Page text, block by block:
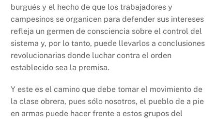
burgués y el hecho de que los trabajadores y
campesinos se organicen para defender sus intereses
refleja un germen de consciencia sobre el control del
sistema y, por lo tanto, puede llevarlos a conclusiones
revolucionarias donde luchar contra el orden
establecido sea la premisa.
Y este es el camino que debe tomar el movimiento de
la clase obrera, pues sólo nosotros, el pueblo de a pie
en armas puede hacer frente a estos grupos del